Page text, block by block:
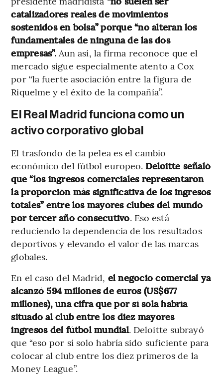
catalizadores reales de movimientos
sostenidos en bolsa” porque “no alteran los
fundamentales de ninguna de las dos
empresas”.Aun así, la firma reconoce que el
mercado sigue especialmente atento a Cox
por “la fuerte asociación entre la figura de
Riquelme y el éxito de la compañía”.
El Real Madrid funciona como un
activo corporativo global
El trasfondo de la pelea es el cambio
económico del fútbol europeo. Deloitte señaló
que “los ingresos comerciales representaron
la proporción más significativa de los ingresos
totales” entre los mayores clubes del mundo
por tercer año consecutivo. Eso está
reduciendo la dependencia de los resultados
deportivos y elevando el valor de las marcas
globales.
En el caso del Madrid, el negocio comercial ya
alcanzó 594 millones de euros (US$677
millones), una cifra que por sí sola habría
situado al club entre los diez mayores
ingresos del fútbol mundial. Deloitte subrayó
que “eso por sí solo habría sido suficiente para
colocar al club entre los diez primeros de la
Money League”.